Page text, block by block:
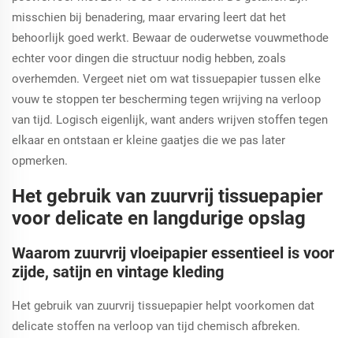
misschien bij benadering, maar ervaring leert dat het
behoorlijk goed werkt. Bewaar de ouderwetse vouwmethode
echter voor dingen die structuur nodig hebben, zoals
overhemden. Vergeet niet om wat tissuepapier tussen elke
vouw te stoppen ter bescherming tegen wrijving na verloop
van tijd. Logisch eigenlijk, want anders wrijven stoffen tegen
elkaar en ontstaan er kleine gaatjes die we pas later
opmerken.
Het gebruik van zuurvrij tissuepapier
voor delicate en langdurige opslag
Waarom zuurvrij vloeipapier essentieel is voor
zijde, satijn en vintage kleding
Het gebruik van zuurvrij tissuepapier helpt voorkomen dat
delicate stoffen na verloop van tijd chemisch afbreken.